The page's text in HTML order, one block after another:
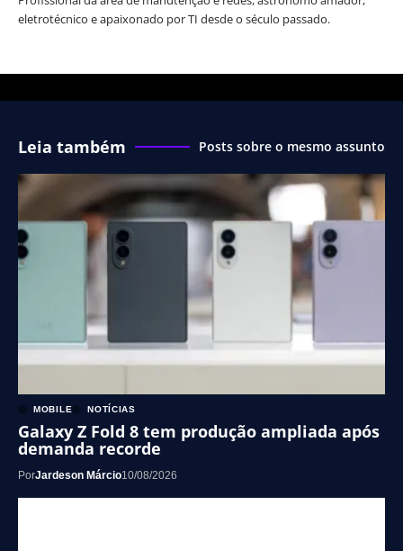
eletrotécnico e apaixonado por TI desde o século passado.
Leia também Posts sobre o mesmo assunto
MOBILE NOTÍCIAS
Galaxy Z Fold 8 tem produção ampliada após
demanda recorde
PorJardeson Márcio10/08/2026